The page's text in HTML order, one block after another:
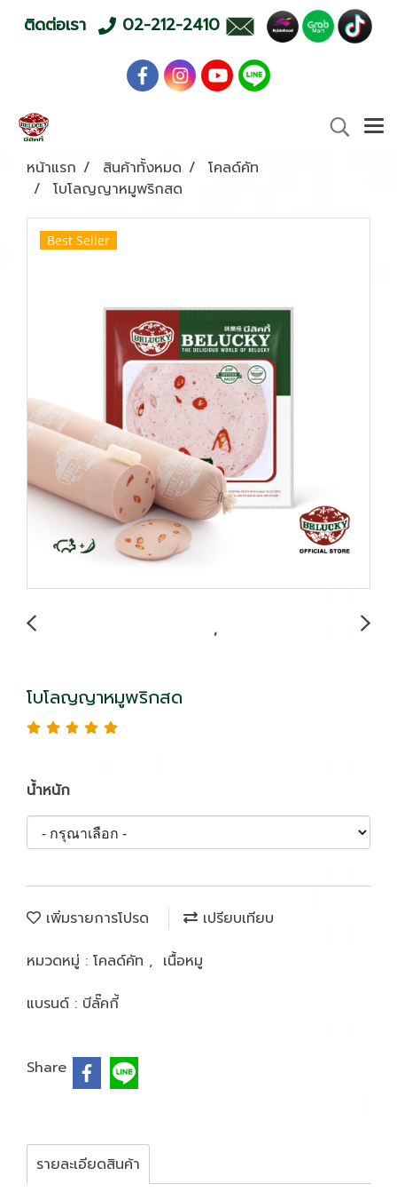
ติดต่อเรา 02-212-2410
หน้าแรก สินค้าทั้งหมด
โคลด์คัท
โบโลญญาหมูพริกสด
Best Seller
โบโลญญาหมูพริกสด
น้ำหนัก
เพิ่มรายการโปรด
เปรียบเทียบ
หมวดหมู่ : โคลด์คัท , เนื้อหมู
แบรนด์ : บีลั๊คกี้
Share
รายละเอียดสินค้า